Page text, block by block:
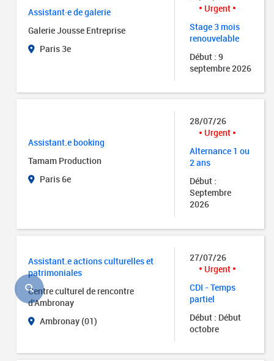
Assistant·e de galerie
Galerie Jousse Entreprise
Paris 3e
Urgent
Stage 3 mois
renouvelable
Début : 9
septembre 2026
Assistant.e booking
Tamam Production
Paris 6e
28/07/26
Urgent
Alternance 1 ou
2 ans
Début :
Septembre
2026
Assistant.e actions culturelles et
patrimoniales
Centre culturel de rencontre
d'Ambronay
Ambronay (01)
27/07/26
Urgent
CDI - Temps
partiel
Début : Début
octobre